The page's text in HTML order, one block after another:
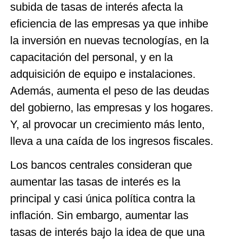
subida de tasas de interés afecta la
eficiencia de las empresas ya que inhibe
la inversión en nuevas tecnologías, en la
capacitación del personal, y en la
adquisición de equipo e instalaciones.
Además, aumenta el peso de las deudas
del gobierno, las empresas y los hogares.
Y, al provocar un crecimiento más lento,
lleva a una caída de los ingresos fiscales.
Los bancos centrales consideran que
aumentar las tasas de interés es la
principal y casi única política contra la
inflación. Sin embargo, aumentar las
tasas de interés bajo la idea de que una